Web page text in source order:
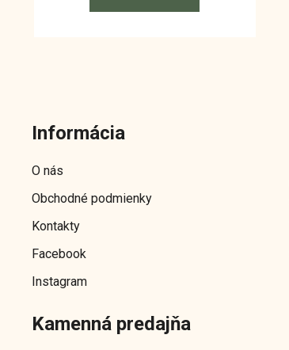
Informácia
O nás
Obchodné podmienky
Kontakty
Facebook
Instagram
Kamenná predajňa